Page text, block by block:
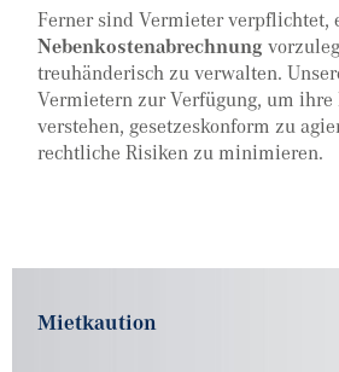
Ferner sind Vermieter verpflichtet,
Nebenkostenabrechnung
treuhänderisch zu verwalten.
Vermietern zur Verfügung, um
verstehen, gesetzeskonform zu
rechtliche Risiken zu minimieren.
Mietkaution